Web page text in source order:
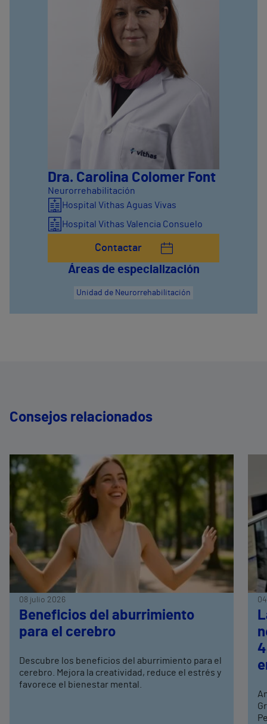
Dra. Carolina Colomer Font
Neurorrehabilitación
Hospital Vithas Aguas Vivas
Hospital Vithas Valencia Consuelo
Contactar
Áreas de especialización
Unidad de Neurorrehabilitación
Consejos relacionados
08 julio 2026
Beneficios del aburrimiento
para el cerebro
Descubre los beneficios del aburrimiento para el
cerebro. Mejora la creatividad, reduce el estrés y
favorece el bienestar mental.